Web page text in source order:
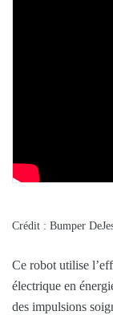
Crédit : Bumper
Ce robot utilise
électrique en
des impulsions